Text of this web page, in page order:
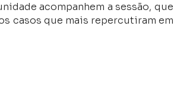
acompanhem a sessão, que
casos que mais repercutiram em